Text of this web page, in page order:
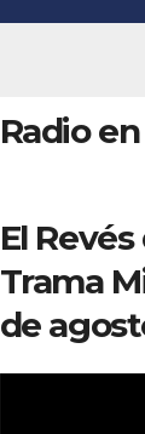
Radio
El Revés
Trama
de